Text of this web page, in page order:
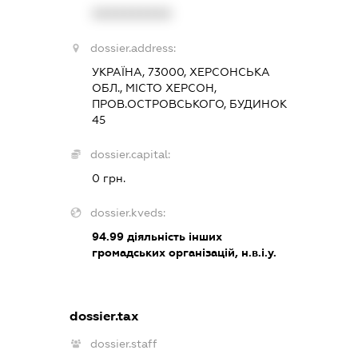
dossier.address:
УКРАЇНА, 73000, ХЕРСОНСЬКА
ОБЛ., МІСТО ХЕРСОН,
ПРОВ.ОСТРОВСЬКОГО, БУДИНОК
45
dossier.capital:
0 грн.
dossier.kveds:
94.99 діяльність інших
громадських організацій, н.в.і.у.
dossier.tax
dossier.staff